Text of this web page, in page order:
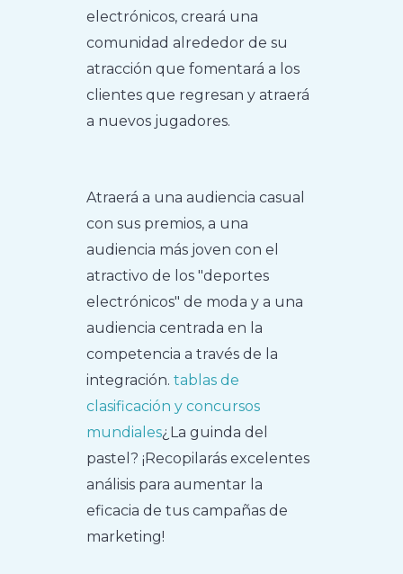
electrónicos, creará una
comunidad alrededor de su
atracción que fomentará a los
clientes que regresan y atraerá
a nuevos jugadores.
Atraerá a una audiencia casual
con sus premios, a una
audiencia más joven con el
atractivo de los "deportes
electrónicos" de moda y a una
audiencia centrada en la
competencia a través de la
integración.tablas de
clasificación y concursos
mundiales¿La guinda del
pastel? ¡Recopilarás excelentes
análisis para aumentar la
eficacia de tus campañas de
marketing!